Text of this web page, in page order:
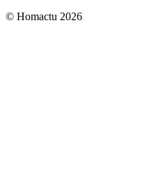
© Homactu 2026